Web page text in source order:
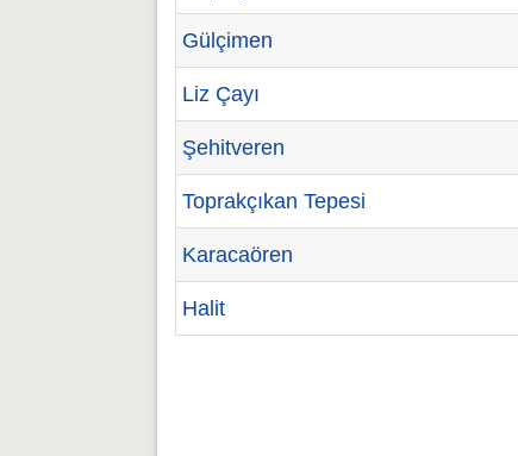
Gülçimen
Liz Çayı
Şehitveren
Toprakçıkan Tepesi
Karacaören
Halit